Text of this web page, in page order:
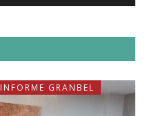
INFORME GRANBEL